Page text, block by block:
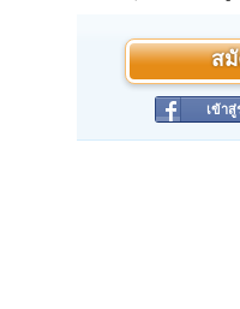
สมั
เข้า